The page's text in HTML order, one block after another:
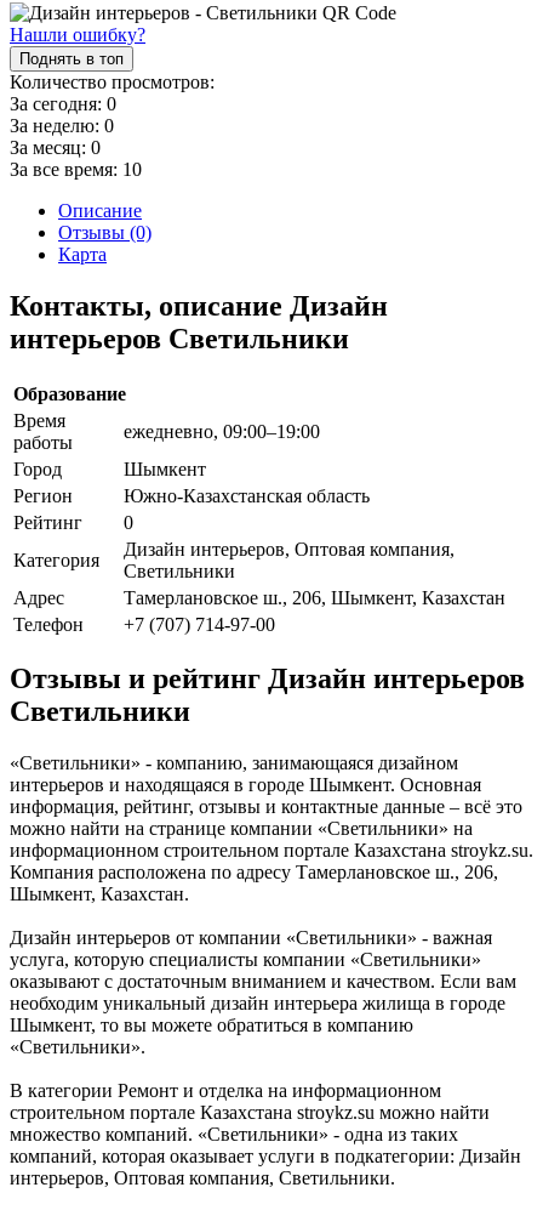
Нашли ошибку?
Поднять в топ
Количество просмотров:
За сегодня: 0
За неделю: 0
За месяц: 0
За все время: 10
Описание
Отзывы (0)
Карта
Контакты, описание Дизайн
интерьеров Светильники
Образование
Время
работы
ежедневно, 09:00–19:00
Город
Шымкент
Регион
Южно-Казахстанская область
Рейтинг
0
Категория
Дизайн интерьеров, Оптовая компания,
Светильники
Адрес
Тамерлановское ш., 206, Шымкент, Казахстан
Телефон
+7 (707) 714-97-00
Отзывы и рейтинг Дизайн интерьеров
Светильники
«Светильники» - компанию, занимающаяся дизайном
интерьеров и находящаяся в городе Шымкент. Основная
информация, рейтинг, отзывы и контактные данные – всё это
можно найти на странице компании «Светильники» на
информационном строительном портале Казахстана stroykz.su.
Компания расположена по адресу Тамерлановское ш., 206,
Шымкент, Казахстан.
Дизайн интерьеров от компании «Светильники» - важная
услуга, которую специалисты компании «Светильники»
оказывают с достаточным вниманием и качеством. Если вам
необходим уникальный дизайн интерьера жилища в городе
Шымкент, то вы можете обратиться в компанию
«Светильники».
В категории Ремонт и отделка на информационном
строительном портале Казахстана stroykz.su можно найти
множество компаний. «Светильники» - одна из таких
компаний, которая оказывает услуги в подкатегории: Дизайн
интерьеров, Оптовая компания, Светильники.